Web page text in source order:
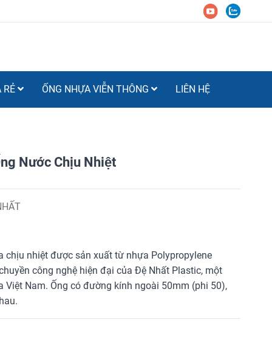
RẺ ỐNG NHỰA VIỄN THÔNG LIÊN HỆ
Nước Chịu Nhiệt
chịu nhiệt được sản xuất từ nhựa Polypropylene
công nghệ hiện đại của Đệ Nhất Plastic, một
Nam. Ống có đường kính ngoài 50mm (phi 50),